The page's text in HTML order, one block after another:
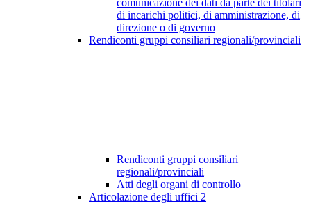
comunicazione dei dati da parte dei titolari
di incarichi politici, di amministrazione, di
direzione o di governo
Rendiconti gruppi consiliari regionali/provinciali
Rendiconti gruppi consiliari
regionali/provinciali
Atti degli organi di controllo
Articolazione degli uffici 2